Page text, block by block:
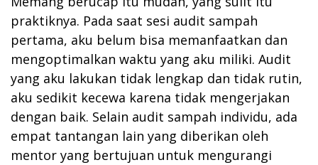
praktiknya. Pada saat sesi audit sampah
pertama, aku belum bisa memanfaatkan dan
mengoptimalkan waktu yang aku miliki. Audit
yang aku lakukan tidak lengkap dan tidak rutin,
aku sedikit kecewa karena tidak mengerjakan
dengan baik. Selain audit sampah individu, ada
empat tantangan lain yang diberikan oleh
mentor yang bertujuan untuk mengurangi